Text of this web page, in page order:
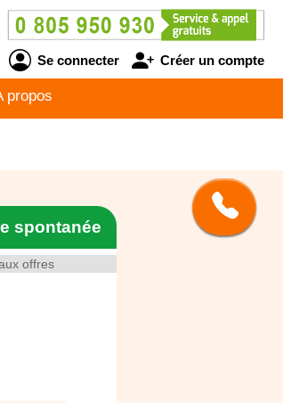
Se connecter Créer un compte
propos
offres
spontanée